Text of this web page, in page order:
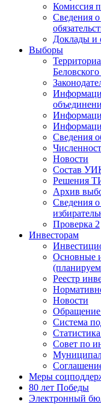
Комиссия
Сведения
Доклады и
Выборы
Сведения
Новости
Состав
Решения
Архив
Сведения
Проверка 2
Инвесторам
Основные
Реестр
Новости
Система
Совет по
Меры
80 лет Победы
Электронный